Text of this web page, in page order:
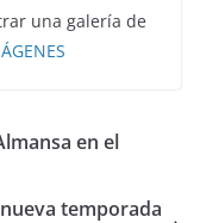
una galería de
en el
temporada